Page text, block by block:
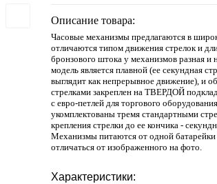
Описание товара:
Часовые механизмы предлагаются в
отличаются типом движения стрелок и
бронзового штока у механизмов разная и
модель является плавной (ее секундная
выглядит как непрерывное движение), и
стрелками закреплен на ТВЕРДОЙ
с евро-петлей для торгового
укомплектованы тремя стандартными
крепления стрелки до ее кончика -
Механизмы питаются от одной
отличаться от изображенного на фото.
Характеристики: